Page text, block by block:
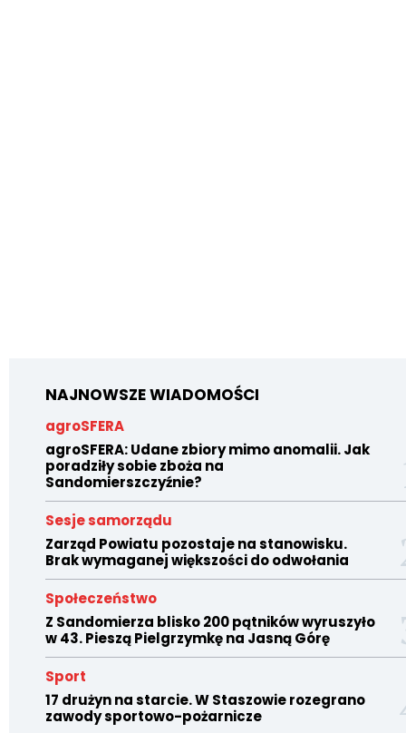
NAJNOWSZE WIADOMOŚCI
agroSFERA
agroSFERA: Udane zbiory mimo anomalii. Jak
poradziły sobie zboża na
Sandomierszczyźnie?
Sesje samorządu
Zarząd Powiatu pozostaje na stanowisku.
Brak wymaganej większości do odwołania
Społeczeństwo
Z Sandomierza blisko 200 pątników wyruszyło
w 43. Pieszą Pielgrzymkę na Jasną Górę
Sport
17 drużyn na starcie. W Staszowie rozegrano
zawody sportowo-pożarnicze